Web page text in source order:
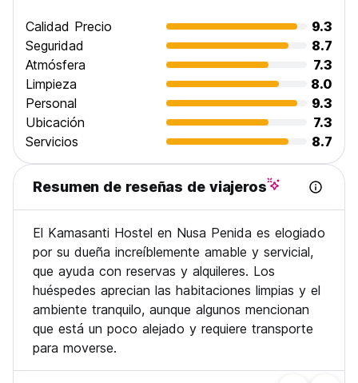
Calidad Precio
9.3
Seguridad
8.7
Atmósfera
7.3
Limpieza
8.0
Personal
9.3
Ubicación
7.3
Servicios
8.7
Resumen de reseñas de viajeros
El Kamasanti Hostel en Nusa Penida es elogiado
por su dueña increíblemente amable y servicial,
que ayuda con reservas y alquileres. Los
huéspedes aprecian las habitaciones limpias y el
ambiente tranquilo, aunque algunos mencionan
que está un poco alejado y requiere transporte
para moverse.